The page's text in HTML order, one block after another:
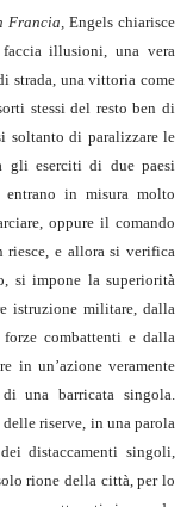
Francia,Engels chiarisce
illusioni, una vera
strada, una vittoria come
stessi del resto ben di
soltanto di paralizzare le
gli eserciti di due paesi
in misura molto
oppure il comando
riesce, e allora si verifica
si impone la superiorità
istruzione militare, dalla
combattenti e dalla
in un’azione veramente
una barricata singola.
riserve, in una parola
distaccamenti singoli,
rione della città, per lo